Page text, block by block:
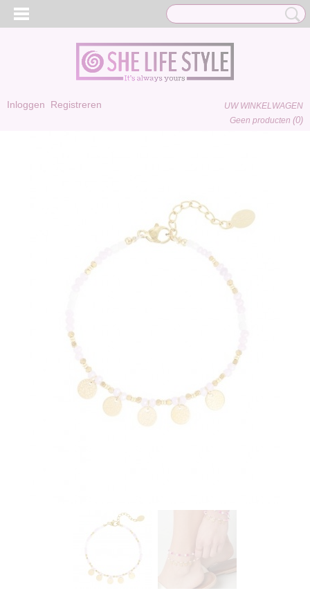
Inloggen Registreren
UW WINKELWAGEN
Geen producten (0)